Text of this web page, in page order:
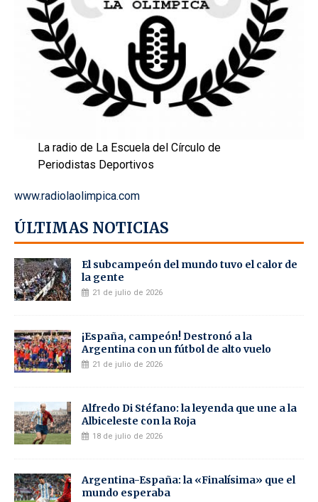
La radio de La Escuela del Círculo de
Periodistas Deportivos
www.radiolaolimpica.com
ÚLTIMAS NOTICIAS
El subcampeón del mundo tuvo el calor de
la gente
21 de julio de 2026
¡España, campeón! Destronó a la
Argentina con un fútbol de alto vuelo
21 de julio de 2026
Alfredo Di Stéfano: la leyenda que une a la
Albiceleste con la Roja
18 de julio de 2026
Argentina-España: la «Finalísima» que el
mundo esperaba